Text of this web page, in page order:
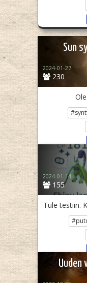
Sun
230
2024-01-27
155
2024-01-14
Tule testiin.
Uuden